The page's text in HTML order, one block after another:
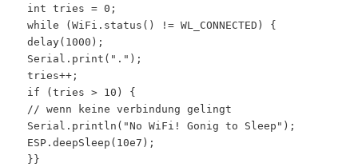
int tries = 0;
while (WiFi.status() != WL_CONNECTED) {
delay(1000);
Serial.print(".");
tries++;
if (tries > 10) {
// wenn keine verbindung gelingt
Serial.println("No WiFi! Gonig to Sleep");
ESP.deepSleep(10e7);
}}